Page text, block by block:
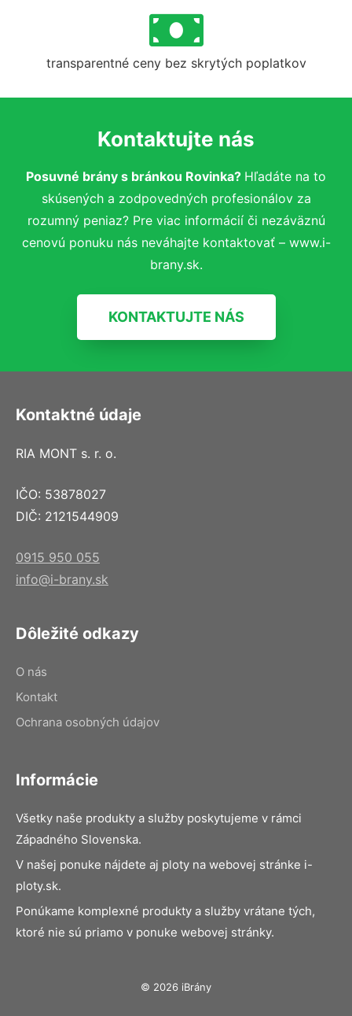
transparentné ceny bez skrytých poplatkov
Kontaktujte nás
Posuvné brány s bránkou Rovinka? Hľadáte na to
skúsených a zodpovedných profesionálov za
rozumný peniaz? Pre viac informácií či nezáväznú
cenovú ponuku nás neváhajte kontaktovať – www.i-
brany.sk.
KONTAKTUJTE NÁS
Kontaktné údaje
RIA MONT s. r. o.
IČO: 53878027
DIČ: 2121544909
0915 950 055
info@i-brany.sk
Dôležité odkazy
O nás
Kontakt
Ochrana osobných údajov
Informácie
Všetky naše produkty a služby poskytujeme v rámci
Západného Slovenska.
V našej ponuke nájdete aj ploty na webovej stránke i-
ploty.sk.
Ponúkame komplexné produkty a služby vrátane tých,
ktoré nie sú priamo v ponuke webovej stránky.
© 2026 iBrány